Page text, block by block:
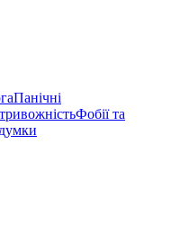
Панічні
Фобії та